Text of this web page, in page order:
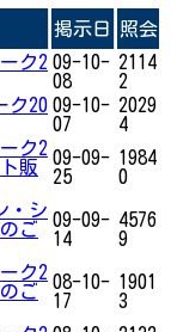
掲示日 照会
ク2 09-10-
08
2114
2
ク20 09-10-
07
2029
4
ク2
販
09-09-
25
1984
0
・シ
ご
09-09-
14
4576
9
ク2
ご
08-10-
17
1901
3